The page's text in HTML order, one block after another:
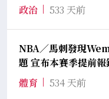
政治
533 天前
NBA／馬刺發現
題 宣布本賽季提前報
體育
534 天前